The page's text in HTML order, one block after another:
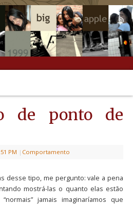
de ponto de
PM | Comportamento
desse tipo, me pergunto: vale a pena
mostrá-las o quanto elas estão
jamais imaginaríamos que